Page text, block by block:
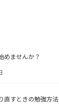
めませんか？
直すときの勉強方法